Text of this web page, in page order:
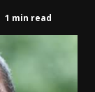
1 min read